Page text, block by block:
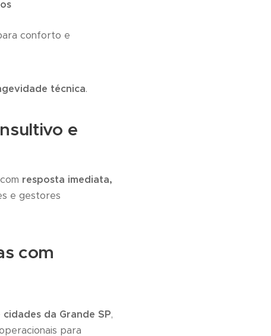
conforto e
técnica.
e
resposta imediata,
e gestores
com
da Grande SP,
para